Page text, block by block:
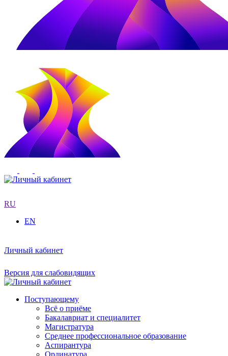
RU
EN
Личный кабинет
Версия для слабовидящих
Поступающему
Всё о приёме
Бакалавриат и специалитет
Магистратура
Среднее профессиональное образование
Аспирантура
Ординатура